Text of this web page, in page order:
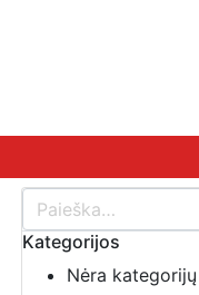
Kategorijos
Nėra kategorijų